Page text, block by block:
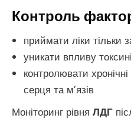
Контроль
приймати ліки тільки
уникати впливу
контролювати
серця та м’язів
Моніторинг рівня ЛДГ